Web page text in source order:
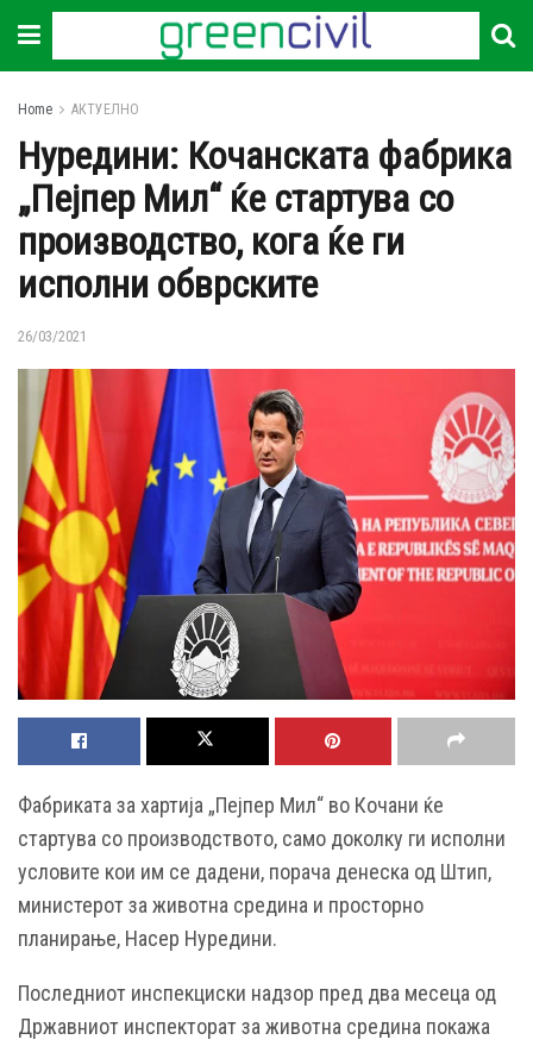
Home АКТУЕЛНО
Нуредини: Кочанската фабрика
„Пејпер Мил“ ќе стартува со
производство, кога ќе ги
исполни обврските
26/03/2021
Фабриката за хартија „Пејпер Мил“ во Кочани ќе
стартува со производството, само доколку ги исполни
условите кои им се дадени, порача денеска од Штип,
министерот за животна средина и просторно
планирање, Насер Нуредини.
Последниот инспекциски надзор пред два месеца од
Државниот инспекторат за животна средина покажа